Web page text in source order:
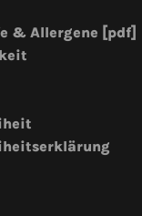
& Allergene [pdf]